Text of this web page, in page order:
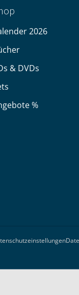
2026
& DVDs
%